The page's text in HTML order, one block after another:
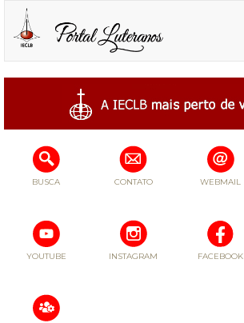
BUSCA CONTATO WEBMAIL
YOUTUBE INSTAGRAM FACEBOOK